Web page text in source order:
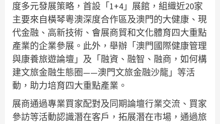
度多元發展策略，首設「1+4」展館，組織近20家
主要來自橫琴粵澳深度合作區及澳門的大健康、現
代金融、高新技術、會展商貿和文化體育四大重點
產業的企業參展。此外，舉辦「澳門國際健康管理
與康養旅遊論壇」及「融資、融智、融商，如何構
建文旅金融生態圈——澳門文旅金融沙龍」等活
動，助力培育四大重點產業。
展商通過專業買家配對及同期論壇行業交流、買家
參訪等活動認識潛在客戶，拓展潛在市場，通過旅